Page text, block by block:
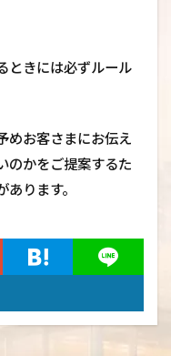
ときには必ずルール
めお客さまにお伝え
のかをご提案するた
ります。